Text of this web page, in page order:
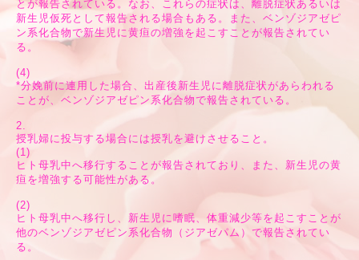
とが報告されている。なお、これらの症状は、離脱症状あるいは
新生児仮死として報告される場合もある。また、ベンゾジアゼピ
ン系化合物で新生児に黄疸の増強を起こすことが報告されてい
る。
(4)
*分娩前に連用した場合、出産後新生児に離脱症状があらわれる
ことが、ベンゾジアゼピン系化合物で報告されている。
2.
授乳婦に投与する場合には授乳を避けさせること。
(1)
ヒト母乳中へ移行することが報告されており、また、新生児の黄
疸を増強する可能性がある。
(2)
ヒト母乳中へ移行し、新生児に嗜眠、体重減少等を起こすことが
他のベンゾジアゼピン系化合物（ジアゼパム）で報告されてい
る。